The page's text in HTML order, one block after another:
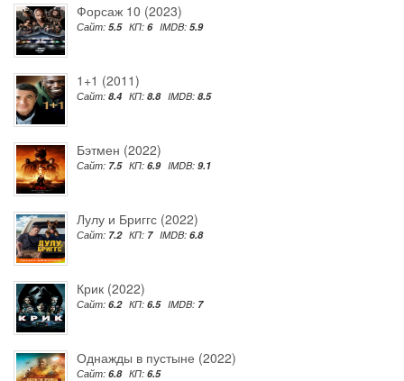
Форсаж 10 (2023)
Сайт: 5.5 КП: 6 IMDB: 5.9
1+1 (2011)
Сайт: 8.4 КП: 8.8 IMDB: 8.5
Бэтмен (2022)
Сайт: 7.5 КП: 6.9 IMDB: 9.1
Лулу и Бриггс (2022)
Сайт: 7.2 КП: 7 IMDB: 6.8
Крик (2022)
Сайт: 6.2 КП: 6.5 IMDB: 7
Однажды в пустыне (2022)
Сайт: 6.8 КП: 6.5